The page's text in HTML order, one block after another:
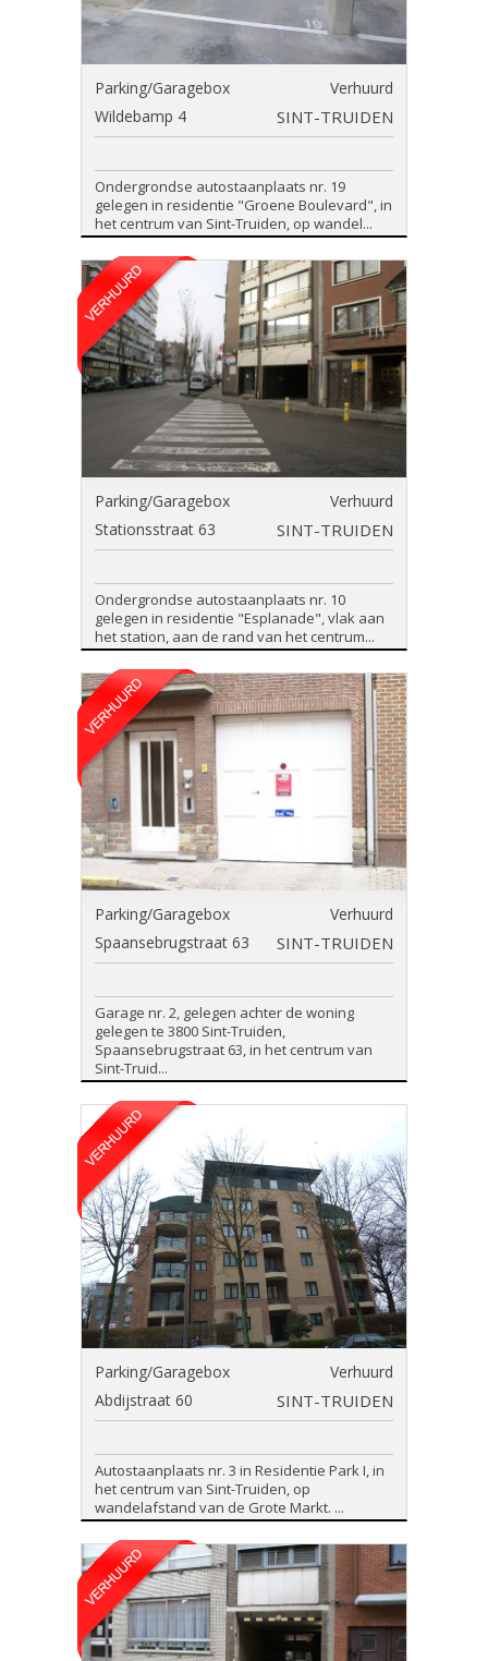
Parking/Garagebox
Verhuurd
Wildebamp 4
SINT-TRUIDEN
Ondergrondse autostaanplaats nr. 19
gelegen in residentie "Groene Boulevard", in
het centrum van Sint-Truiden, op wandel...
Parking/Garagebox
Verhuurd
Stationsstraat 63
SINT-TRUIDEN
Ondergrondse autostaanplaats nr. 10
gelegen in residentie "Esplanade", vlak aan
het station, aan de rand van het centrum...
Parking/Garagebox
Verhuurd
Spaansebrugstraat 63
SINT-TRUIDEN
Garage nr. 2, gelegen achter de woning
gelegen te 3800 Sint-Truiden,
Spaansebrugstraat 63, in het centrum van
Sint-Truid...
Parking/Garagebox
Verhuurd
Abdijstraat 60
SINT-TRUIDEN
Autostaanplaats nr. 3 in Residentie Park I, in
het centrum van Sint-Truiden, op
wandelafstand van de Grote Markt. ...